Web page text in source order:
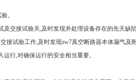
。
及交接试验关,及时发现并处理设备存在的先天
接试验工作,及时发现zw7真空断路器本体漏气
行,对确保运行的安全相当重要。